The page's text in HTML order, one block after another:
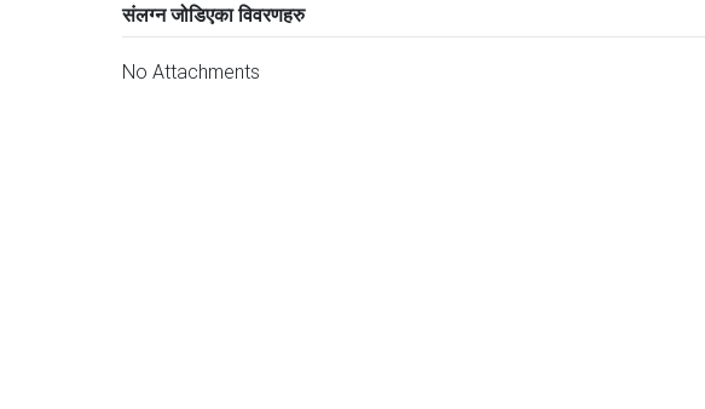
संलग्न जोडिएका विवरणहरु
No Attachments